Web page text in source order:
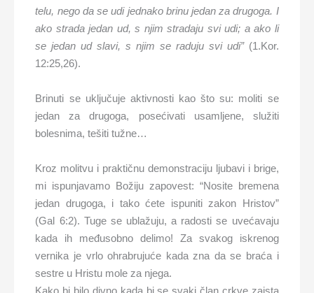
telu, nego da se udi jednako brinu jedan za drugoga. I
ako strada jedan ud, s njim stradaju svi udi; a ako li
se jedan ud slavi, s njim se raduju svi udi”(1.Kor.
12:25,26).
Brinuti se uključuje aktivnosti kao što su: moliti se
jedan za drugoga, posećivati usamljene, služiti
bolesnima, tešiti tužne…
Kroz molitvu i praktičnu demonstraciju ljubavi i brige,
mi ispunjavamo Božiju zapovest: “Nosite bremena
jedan drugoga, i tako ćete ispuniti zakon Hristov”
(Gal 6:2). Tuge se ublažuju, a radosti se uvećavaju
kada ih međusobno delimo! Za svakog iskrenog
vernika je vrlo ohrabrujuće kada zna da se braća i
sestre u Hristu mole za njega.
Kako bi bilo divno kada bi se svaki član crkve zaista